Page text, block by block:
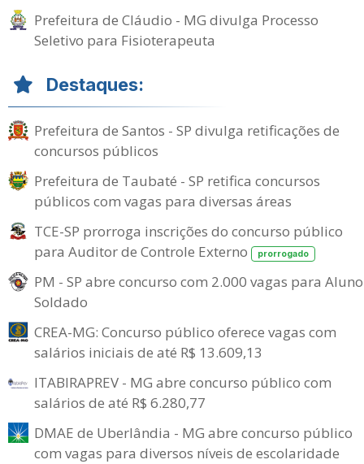
Prefeitura de Cláudio - MG divulga Processo
Seletivo para Fisioterapeuta
Destaques:
Prefeitura de Santos - SP divulga retificações de
concursos públicos
Prefeitura de Taubaté - SP retifica concursos
públicos com vagas para diversas áreas
TCE-SP prorroga inscrições do concurso público
para Auditor de Controle Externo
prorrogado
PM - SP abre concurso com 2.000 vagas para
Soldado
CREA-MG: Concurso público oferece vagas com
salários iniciais de até R$ 13.609,13
ITABIRAPREV - MG abre concurso público com
salários de até R$ 6.280,77
DMAE de Uberlândia - MG abre concurso público
com vagas para diversos níveis de escolaridade